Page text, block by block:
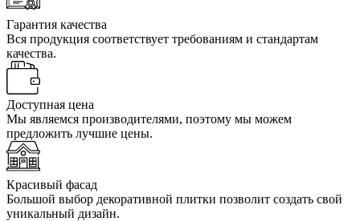
Гарантия качества
Вся продукция соответствует требованиям и стандартам
качества.
Доступная цена
Мы являемся производителями, поэтому мы можем
предложить лучшие цены.
Красивый фасад
Большой выбор декоративной плитки позволит создать свой
уникальный дизайн.